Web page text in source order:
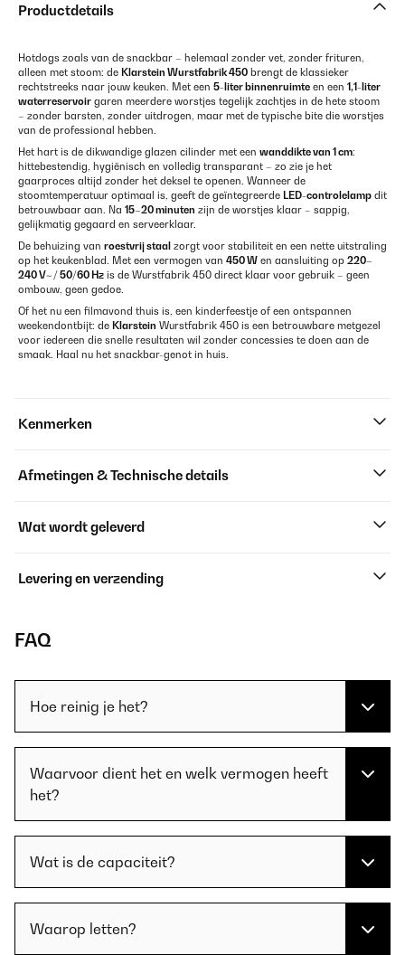
Productdetails
Hotdogs zoals van de snackbar – helemaal zonder vet, zonder frituren,
alleen met stoom: de Klarstein Wurstfabrik 450 brengt de klassieker
rechtstreeks naar jouw keuken. Met een 5-liter binnenruimte en een 1,1-liter
waterreservoir garen meerdere worstjes tegelijk zachtjes in de hete stoom
– zonder barsten, zonder uitdrogen, maar met de typische bite die worstjes
van de professional hebben.
Het hart is de dikwandige glazen cilinder met een wanddikte van 1 cm:
hittebestendig, hygiënisch en volledig transparant – zo zie je het
gaarproces altijd zonder het deksel te openen. Wanneer de
stoomtemperatuur optimaal is, geeft de geïntegreerde LED-controlelamp dit
betrouwbaar aan. Na 15–20 minuten zijn de worstjes klaar – sappig,
gelijkmatig gegaard en serveerklaar.
De behuizing van roestvrij staal zorgt voor stabiliteit en een nette uitstraling
op het keukenblad. Met een vermogen van 450 W en aansluiting op 220–
240 V~ / 50/60 Hz is de Wurstfabrik 450 direct klaar voor gebruik – geen
ombouw, geen gedoe.
Of het nu een filmavond thuis is, een kinderfeestje of een ontspannen
weekendontbijt: de Klarstein Wurstfabrik 450 is een betrouwbare metgezel
voor iedereen die snelle resultaten wil zonder concessies te doen aan de
smaak. Haal nu het snackbar-genot in huis.
Kenmerken
Afmetingen & Technische details
Wat wordt geleverd
Levering en verzending
FAQ
Hoe reinig je het?
Waarvoor dient het en welk vermogen heeft
het?
Wat is de capaciteit?
Waarop letten?